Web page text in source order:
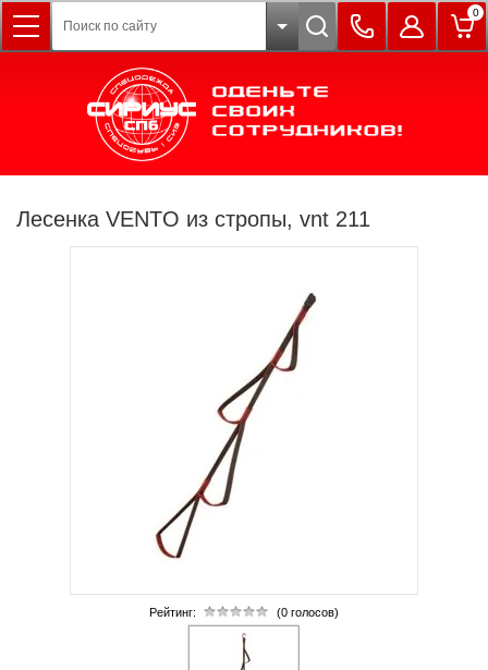
0
Лесенка VENTO из стропы, vnt 211
Рейтинг: (0 голосов)